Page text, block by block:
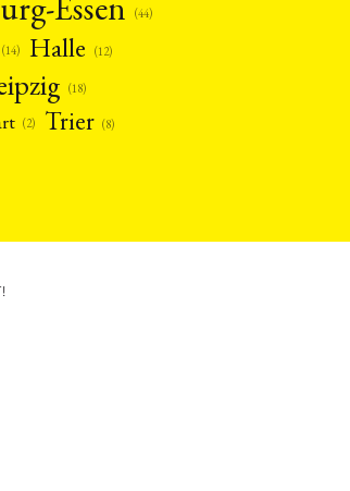
(44)
(14) Halle (12)
(18)
(2) Trier (8)